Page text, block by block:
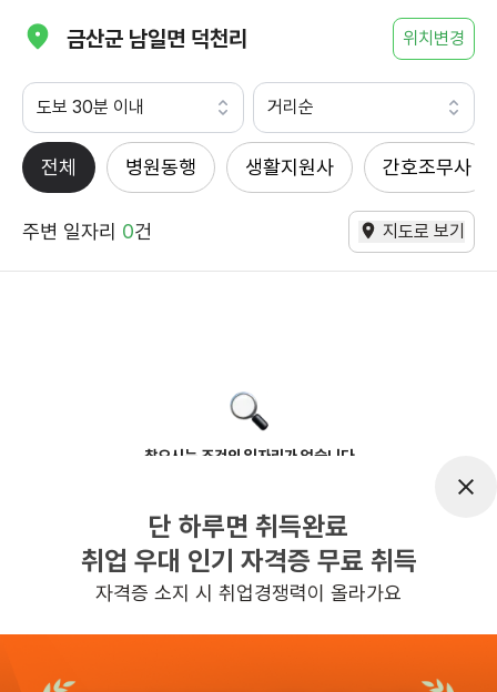
금산군 남일면 덕천리 위치변경
도보 30분 이내 거리순
전체 병원동행 생활지원사 간호조무사
주변 일자리 0건 지도로 보기
찾으시는 조건의 일자리가 없습니다
반경 3KM 이내의 일자리 확인하기
단 하루면 취득완료
취업 우대 인기 자격증 무료 취득
자격증 소지 시 취업경쟁력이 올라가요